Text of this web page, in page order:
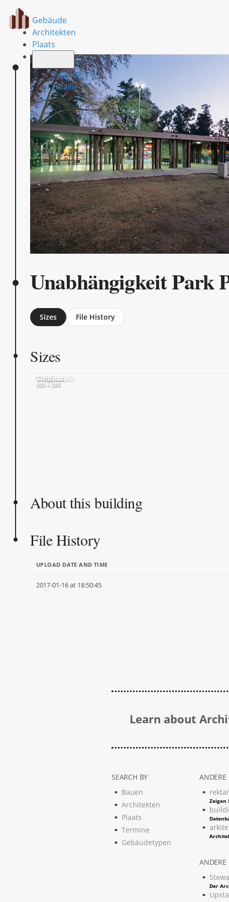
Gebäude
Architekten
Plaats
Typologien
zufällig
Unabhängigkeit Park
Sizes File History
Sizes
Original
600 × 396
Medium
500 × 330
Thumbnail
205 × 205
About this building
File History
UPLOAD DATE AND TIME
2017-01-16 at 18:50:45
Learn about
SEARCH BY
Bauen
Architekten
Plaats
Termine
Gebäudetypen
ANDERE
Zeigen
ANDERE
Der